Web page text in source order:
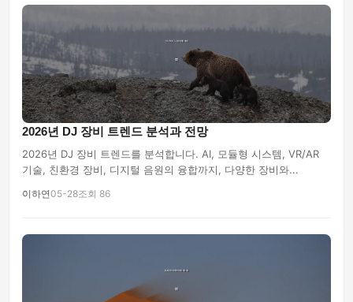
2026년 DJ 장비 트렌드 분석과 전망
2026년 DJ 장비 트렌드를 분석합니다. AI, 모듈형 시스템, VR/AR
기술, 친환경 장비, 디지털 음원의 융합까지, 다양한 장비와...
이하연05-28조회 86